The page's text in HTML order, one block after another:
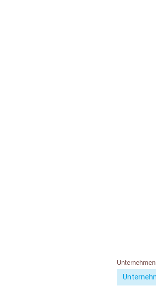
Unternehmen